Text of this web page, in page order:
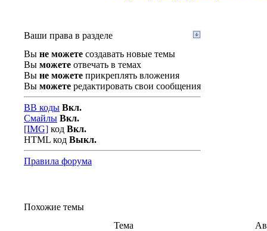
Ваши права в разделе
Вы не можете создавать новые темы
Вы можете отвечать в темах
Вы не можете прикреплять вложения
Вы можете редактировать свои сообщения
BB коды Вкл.
Смайлы Вкл.
[IMG] код Вкл.
HTML код Выкл.
Правила форума
Похожие темы
Тема